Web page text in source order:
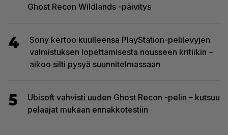
Ghost Recon Wildlands -päivitys
4
Sony kertoo kuulleensa PlayStation-pelilevyjen
valmistuksen lopettamisesta nousseen kritiikin –
aikoo silti pysyä suunnitelmassaan
5
Ubisoft vahvisti uuden Ghost Recon -pelin – kutsuu
pelaajat mukaan ennakkotestiin